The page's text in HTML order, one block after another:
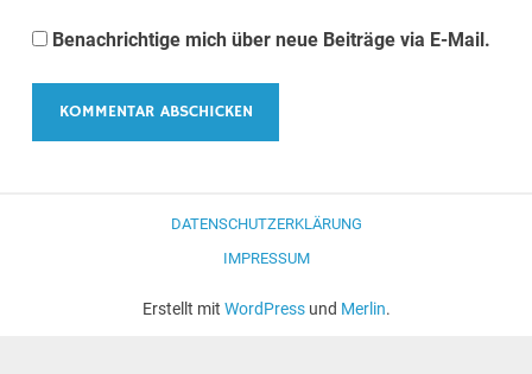
Benachrichtige mich über neue Beiträge via E-Mail.
DATENSCHUTZERKLÄRUNG
IMPRESSUM
Erstellt mit WordPressund Merlin.